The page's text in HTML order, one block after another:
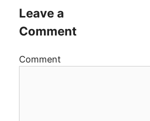
Leave a
Comment
Comment